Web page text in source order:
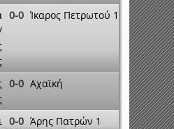
0-0 Ίκαρος Πετρωτού 1
0-0 Αχαϊκή
0-0 Άρης Πατρών 1